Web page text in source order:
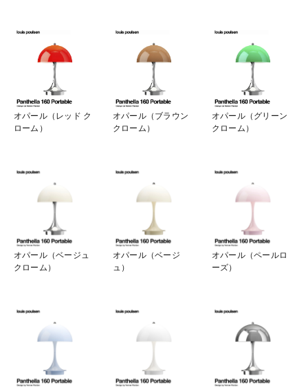
オパール（レッド ク
ローム）
オパール（ブラウン
クローム）
オパール（グリーン
クローム）
オパール（ベージュ
クローム）
オパール（ベージ
ュ）
オパール（ペールロ
ーズ）